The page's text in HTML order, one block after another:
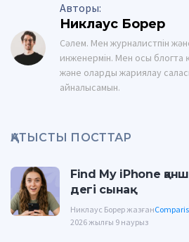
Авторы:
Никлаус Борер
Сәлем. Мен журналистпін
инженермін. Мен осы блогта
және оларды жариялау
айналысамын.
ҚАТЫСТЫ ПОСТТАР
Find My iPhone
дегі сынақ
Никлаус Борер жазған
2026 жылғы 9 наурыз